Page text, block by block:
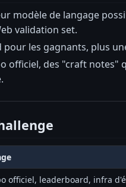
modèle de langage
validation set.
pour les gagnants, plus
officiel, des "craft
officiel, leaderboard, infra